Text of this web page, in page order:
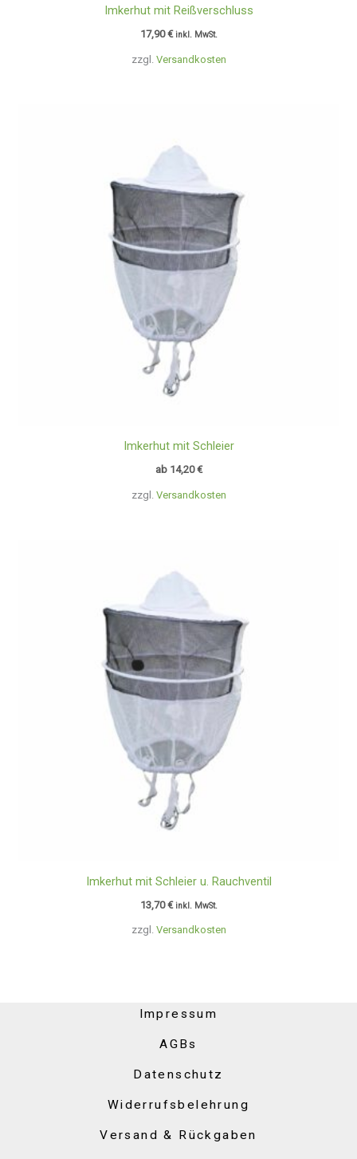
zzgl. Versandkosten
Imkerhut mit Reißverschluss
17,90€ inkl. MwSt.
zzgl. Versandkosten
Imkerhut mit Schleier
ab 14,20€
zzgl. Versandkosten
Imkerhut mit Schleier u. Rauchventil
13,70€ inkl. MwSt.
Impressum
AGBs
Datenschutz
Widerrufsbelehrung
Versand & Rückgaben